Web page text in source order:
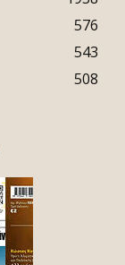
576
543
508